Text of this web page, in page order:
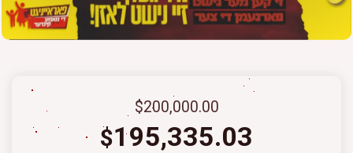
$200,000.00
$195,335.03